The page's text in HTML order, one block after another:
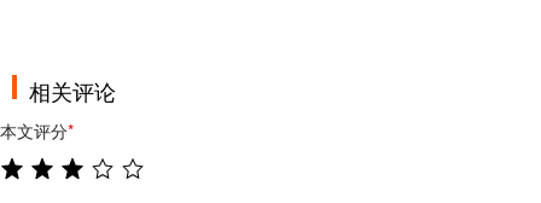
相关评论
本文评分*